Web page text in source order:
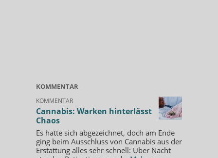
KOMMENTAR
KOMMENTAR
Cannabis: Warken hinterlässt
Chaos
Es hatte sich abgezeichnet, doch am Ende
ging beim Ausschluss von Cannabis aus der
Erstattung alles sehr schnell: Über Nacht